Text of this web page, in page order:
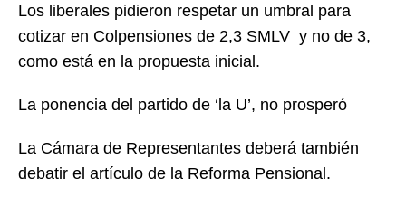
Los liberales pidieron respetar un umbral para
cotizar en Colpensiones de 2,3 SMLV y no de 3,
como está en la propuesta inicial.
La ponencia del partido de ‘la U’, no prosperó
La Cámara de Representantes deberá también
debatir el artículo de la Reforma Pensional.